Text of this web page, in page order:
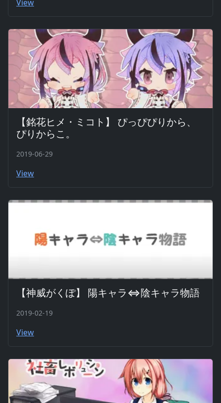
View
【銘花ヒメ・ミコト】 ぴっぴぴりから、
ぴりからこ。
2019-06-29
View
【神威がくぽ】 陽キャラ⇔陰キャラ物語
2019-02-19
View